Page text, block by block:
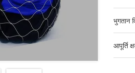
भुगतान
आपूर्ति